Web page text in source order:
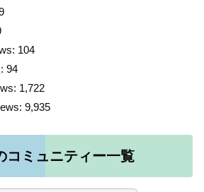
104
94
1,722
9,935
コミュニティー一覧